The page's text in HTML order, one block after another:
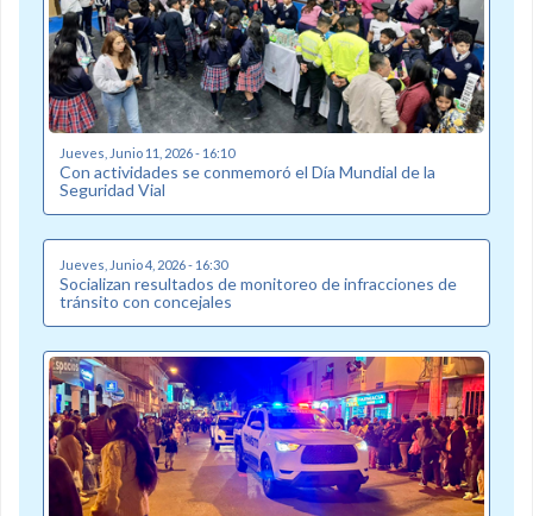
Jueves, Junio 11, 2026 - 16:10
Con actividades se conmemoró el Día Mundial de la
Seguridad Vial
Jueves, Junio 4, 2026 - 16:30
Socializan resultados de monitoreo de infracciones de
tránsito con concejales